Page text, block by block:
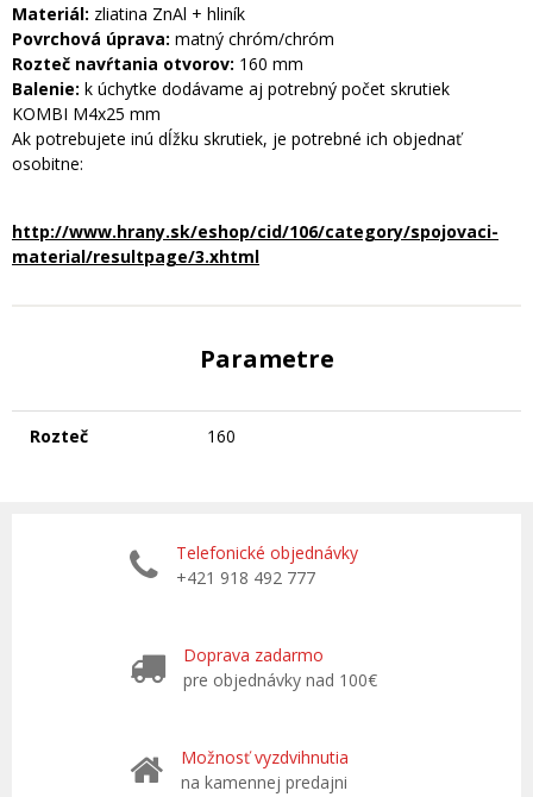
Materiál: zliatina ZnAl + hliník
Povrchová úprava: matný chróm/chróm
Rozteč navŕtania otvorov: 160 mm
Balenie: k úchytke dodávame aj potrebný počet skrutiek
KOMBI M4x25 mm
Ak potrebujete inú dĺžku skrutiek, je potrebné ich objednať
osobitne:
http://www.hrany.sk/eshop/cid/106/category/spojovaci-
material/resultpage/3.xhtml
Parametre
Rozteč 160
Telefonické objednávky
+421 918 492 777
Doprava zadarmo
pre objednávky nad 100€
Možnosť vyzdvihnutia
na kamennej predajni